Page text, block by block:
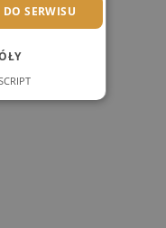
DO SERWISU